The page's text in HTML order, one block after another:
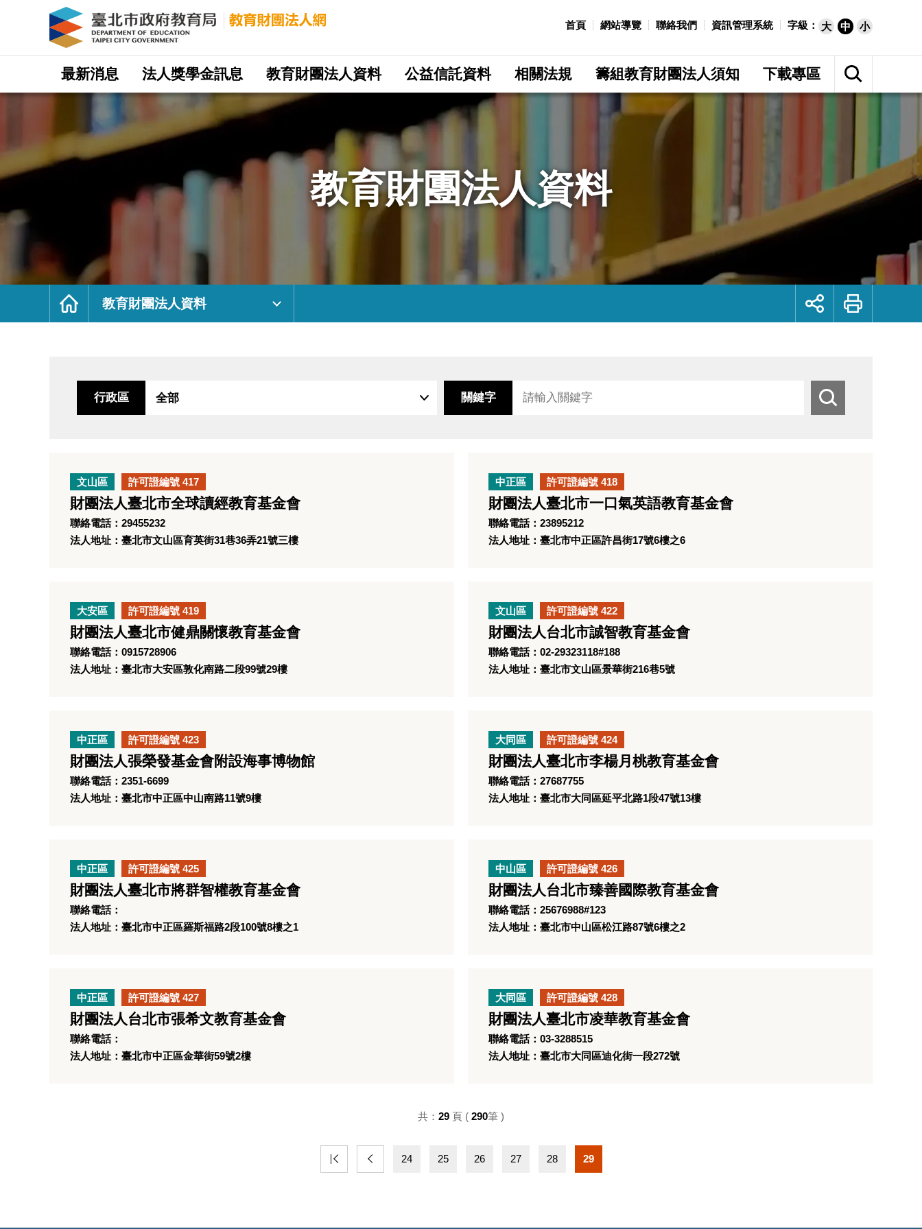
｜
府
首頁 網站導覽 聯絡我們 資訊管理系統 字級： 大 中 小
網
最新消息 法人獎學金訊息 教育財團法人資料 公益信託資料 相關法規 籌組教育財團法人須知 下載專區
展
開
網
站
尋
教育財團法人資料
首
教育財團法人資料
展
鈕
列
行政區 關鍵字
搜
尋
文山區 許可證編號 417
財團法人臺北市全球讀經教育基金會
聯絡電話：29455232
法人地址：臺北市文山區育英街31巷36弄21號三樓
中正區 許可證編號 418
財團法人臺北市一口氣英語教育基金會
聯絡電話：23895212
法人地址：臺北市中正區許昌街17號6樓之6
大安區 許可證編號 419
財團法人臺北市健鼎關懷教育基金會
聯絡電話：0915728906
法人地址：臺北市大安區敦化南路二段99號29樓
文山區 許可證編號 422
財團法人台北市誠智教育基金會
聯絡電話：02-29323118#188
法人地址：臺北市文山區景華街216巷5號
中正區 許可證編號 423
財團法人張榮發基金會附設海事博物館
聯絡電話：2351-6699
法人地址：臺北市中正區中山南路11號9樓
大同區 許可證編號 424
財團法人臺北市李楊月桃教育基金會
聯絡電話：27687755
法人地址：臺北市大同區延平北路1段47號13樓
中正區 許可證編號 425
財團法人臺北市將群智權教育基金會
聯絡電話：
法人地址：臺北市中正區羅斯福路2段100號8樓之1
中山區 許可證編號 426
財團法人台北市臻善國際教育基金會
聯絡電話：25676988#123
法人地址：臺北市中山區松江路87號6樓之2
中正區 許可證編號 427
財團法人台北市張希文教育基金會
聯絡電話：
法人地址：臺北市中正區金華街59號2樓
大同區 許可證編號 428
財團法人臺北市凌華教育基金會
聯絡電話：03-3288515
法人地址：臺北市大同區迪化街一段272號
24 25 26 27 28 29
共： 29 頁 ( 290筆 )